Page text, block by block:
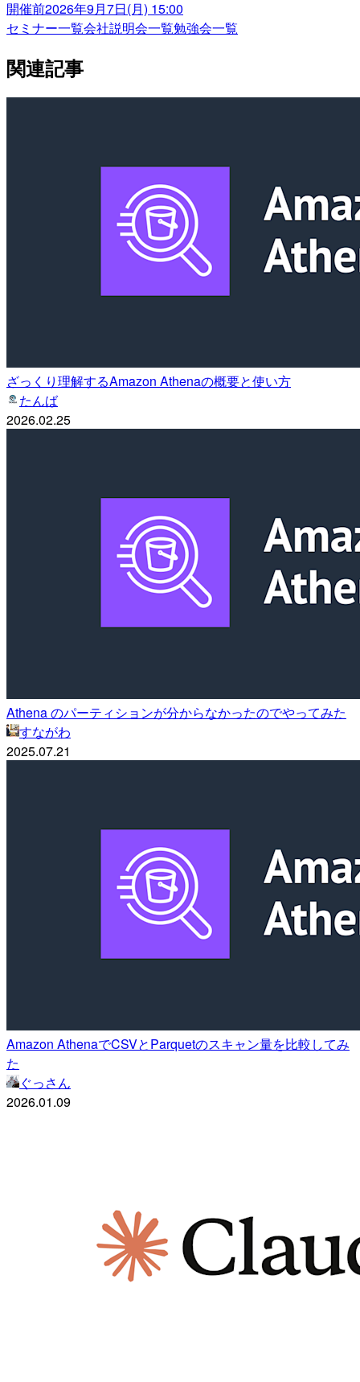
開催前2026年9月7日(月) 15:00
セミナー一覧会社説明会一覧勉強会一覧
関連記事
ざっくり理解するAmazon Athenaの概要と使い方
たんば
2026.02.25
Athena のパーティションが分からなかったのでやってみた
すながわ
2025.07.21
Amazon AthenaでCSVとParquetのスキャン量を比較してみ
た
ぐっさん
2026.01.09